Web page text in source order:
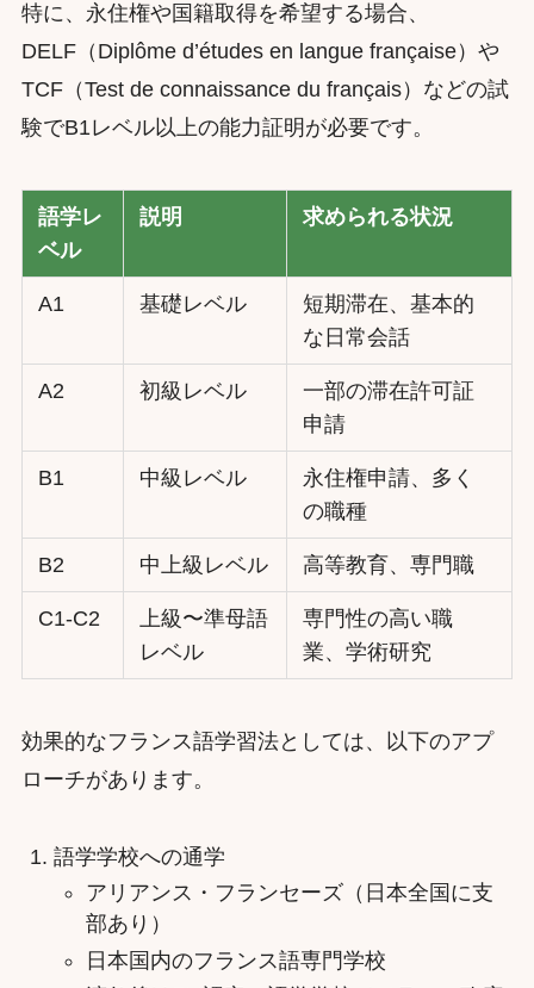
特に、永住権や国籍取得を希望する場合、
DELF（Diplôme d’études en langue française）や
TCF（Test de connaissance du français）などの試
験でB1レベル以上の能力証明が必要です。
語学レ
ベル
説明 求められる状況
A1 基礎レベル
短期滞在、基本的
な日常会話
A2 初級レベル
一部の滞在許可証
申請
B1 中級レベル
永住権申請、多く
の職種
B2 中上級レベル 高等教育、専門職
C1-C2
上級〜準母語
レベル
専門性の高い職
業、学術研究
効果的なフランス語学習法としては、以下のアプ
ローチがあります。
語学学校への通学
アリアンス・フランセーズ（日本全国に支
部あり）
日本国内のフランス語専門学校